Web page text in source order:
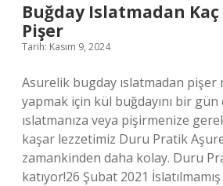
Buğday Islatmadan
Pişer
Tarih: Kasım 9, 2024
Asurelik bugday ıslatmadan pişer
yapmak için kül buğdayını bir gün
ıslatmanıza veya pişirmenize
kaşar lezzetimiz Duru Pratik
zamankinden daha kolay. Duru
katıyor!26 Şubat 2021